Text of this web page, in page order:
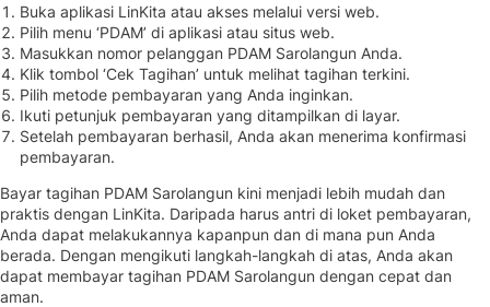
Buka aplikasi LinKita atau akses melalui versi web.
Pilih menu ‘PDAM’ di aplikasi atau situs web.
Masukkan nomor pelanggan PDAM Sarolangun Anda.
Klik tombol ‘Cek Tagihan’ untuk melihat tagihan terkini.
Pilih metode pembayaran yang Anda inginkan.
Ikuti petunjuk pembayaran yang ditampilkan di layar.
Setelah pembayaran berhasil, Anda akan menerima konfirmasi
pembayaran.
Bayar tagihan PDAM Sarolangun kini menjadi lebih mudah dan
praktis dengan LinKita. Daripada harus antri di loket pembayaran,
Anda dapat melakukannya kapanpun dan di mana pun Anda
berada. Dengan mengikuti langkah-langkah di atas, Anda akan
dapat membayar tagihan PDAM Sarolangun dengan cepat dan
aman.